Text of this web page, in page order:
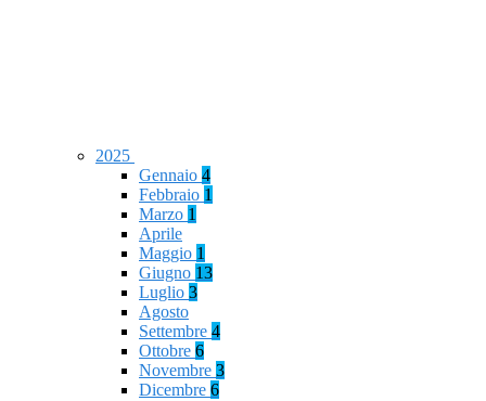
2025
Gennaio 4
Febbraio 1
Marzo 1
Aprile
Maggio 1
Giugno 13
Luglio 3
Agosto
Settembre 4
Ottobre 6
Novembre 3
Dicembre 6